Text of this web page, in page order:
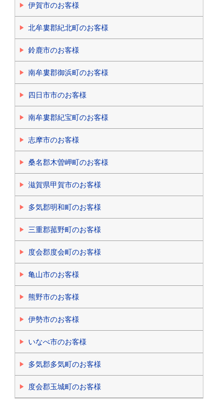
伊賀市のお客様
北牟婁郡紀北町のお客様
鈴鹿市のお客様
南牟婁郡御浜町のお客様
四日市市のお客様
南牟婁郡紀宝町のお客様
志摩市のお客様
桑名郡木曽岬町のお客様
滋賀県甲賀市のお客様
多気郡明和町のお客様
三重郡菰野町のお客様
度会郡度会町のお客様
亀山市のお客様
熊野市のお客様
伊勢市のお客様
いなべ市のお客様
多気郡多気町のお客様
度会郡玉城町のお客様